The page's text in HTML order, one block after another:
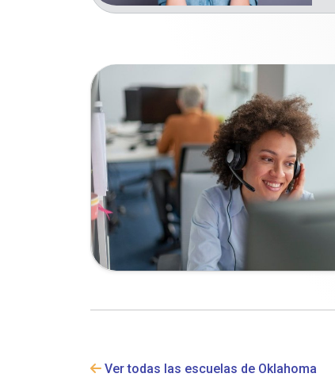
Ver todas las escuelas de Oklahoma